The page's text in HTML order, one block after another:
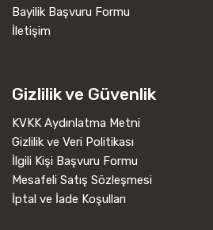
Bayilik Başvuru Formu
İletişim
Gizlilik ve Güvenlik
KVKK Aydınlatma Metni
Gizlilik ve Veri Politikası
İlgili Kişi Başvuru Formu
Mesafeli Satış Sözleşmesi
İptal ve İade Koşulları